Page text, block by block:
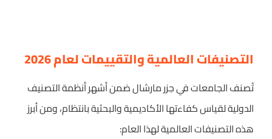
التصنيفات العالمية والتقييمات لعام 2026
تُصنف الجامعات في جزر مارشال ضمن أشهر أنظمة التصنيف
الدولية لقياس كفاءتها الأكاديمية والبحثية بانتظام، ومن أبرز
هذه التصنيفات العالمية لهذا العام: